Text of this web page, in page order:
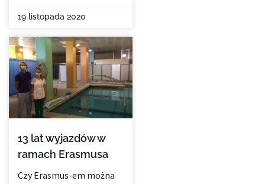
19 listopada 2020
13 lat wyjazdów w
ramach Erasmusa
Czy Erasmus-em można